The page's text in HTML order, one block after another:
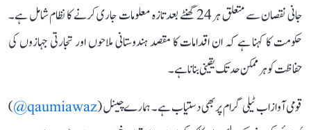
جانی نقصان سے متعلق ہر 24 گھنٹے بعد تازہ معلومات جاری کرنے کا نظام شامل ہے۔
حکومت کا کہنا ہے کہ ان اقدامات کا مقصد ہندوستانی ملاحوں اور تجارتی جہازوں کی
حفاظت کو ہر ممکن حد تک یقینی بنانا ہے۔
قومی آواز اب ٹیلی گرام پر بھی دستیاب ہے۔ ہمارے چینل (qaumiawaz@
)